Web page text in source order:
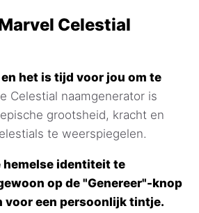
Celestial
het is tijd voor jou om te
Celestial naamgenerator is
grootsheid, kracht en
te weerspiegelen.
hemelse identiteit te
op de "Genereer"-knop
voor een persoonlijk tintje.